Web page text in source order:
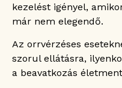
Hátsó
kezelést igényel,
már nem elegendő.
Az orrvérzéses
szorul ellátásra,
a beavatkozás